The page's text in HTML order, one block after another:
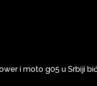
i moto g05 u Srbiji